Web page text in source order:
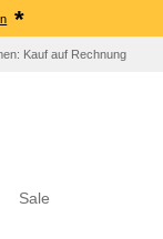
*
Kauf auf Rechnung
Sale